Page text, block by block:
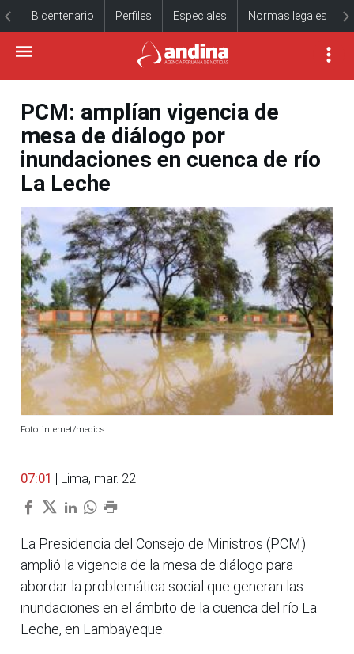
Bicentenario Perfiles Especiales Normas legales
PCM: amplían vigencia de
mesa de diálogo por
inundaciones en cuenca de río
La Leche
Foto: internet/medios.
07:01 | Lima, mar. 22.
La Presidencia del Consejo de Ministros (PCM)
amplió la vigencia de la mesa de diálogo para
abordar la problemática social que generan las
inundaciones en el ámbito de la cuenca del río La
Leche, en Lambayeque.